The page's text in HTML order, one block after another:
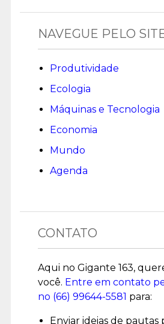
NAVEGUE PELO
Produtividade
Ecologia
Máquinas e Tecnologia
Economia
Mundo
Agenda
CONTATO
Aqui no Gigante 163,
você. Entre em contato
no (66) 99644-5581 para:
Enviar ideias de pautas